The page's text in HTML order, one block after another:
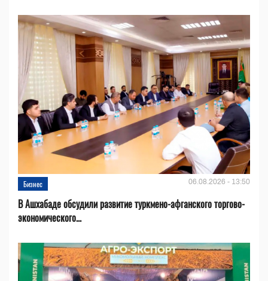
Бизнес 06.08.2026 - 13:50
В Ашхабаде обсудили развитие туркмено-афганского торгово-
экономического...